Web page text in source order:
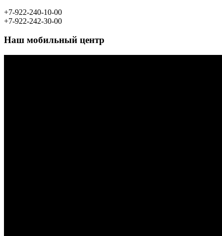
+7-922-240-10-00
+7-922-242-30-00
Наш мобильный центр